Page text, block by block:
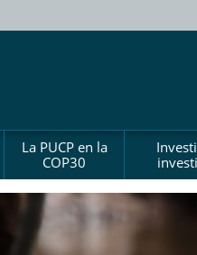
La PUCP en la
COP30